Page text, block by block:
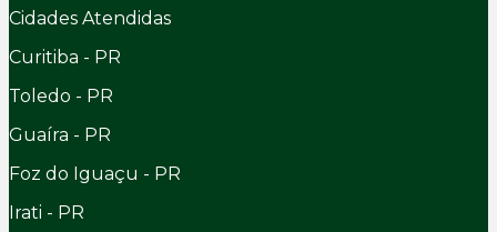
Cidades Atendidas
Curitiba - PR
Toledo - PR
Guaíra - PR
Foz do Iguaçu - PR
Irati - PR